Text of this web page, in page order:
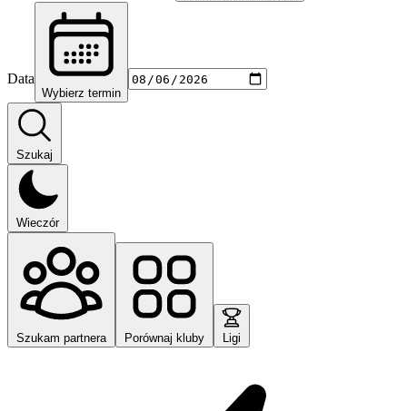
Data
Wybierz termin
Szukaj
Wieczór
Szukam partnera Porównaj kluby Ligi